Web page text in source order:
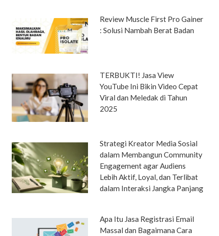
Review Muscle First Pro Gainer
: Solusi Nambah Berat Badan
TERBUKTI! Jasa View
YouTube Ini Bikin Video Cepat
Viral dan Meledak di Tahun
2025
Strategi Kreator Media Sosial
dalam Membangun Community
Engagement agar Audiens
Lebih Aktif, Loyal, dan Terlibat
dalam Interaksi Jangka Panjang
Apa Itu Jasa Registrasi Email
Massal dan Bagaimana Cara